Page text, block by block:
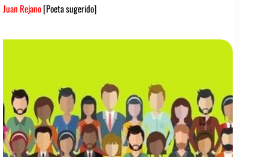
Juan Rejano[Poeta sugerido]